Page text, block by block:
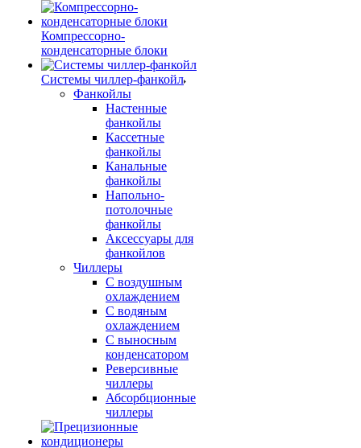
Компрессорно-
конденсаторные блоки
Системы чиллер-фанкойл
Фанкойлы
Настенные
фанкойлы
Кассетные
фанкойлы
Канальные
фанкойлы
Напольно-
потолочные
фанкойлы
Аксессуары для
фанкойлов
Чиллеры
С воздушным
охлаждением
С водяным
охлаждением
С выносным
конденсатором
Реверсивные
чиллеры
Абсорбционные
чиллеры